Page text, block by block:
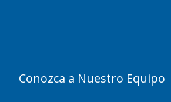
Conozca a Nuestro Equipo